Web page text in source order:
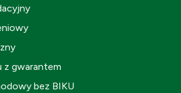
z gwarantem
bez BIKU